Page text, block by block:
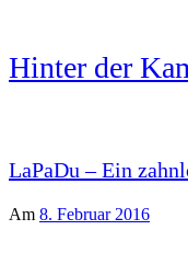
Hinter der
LaPaDu – Ein
Am 8. Februar 2016